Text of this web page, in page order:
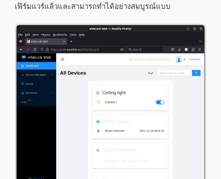
เฟิร์มแวร์แล้วและสามารถทำได้อย่างสมบูรณ์แบบ